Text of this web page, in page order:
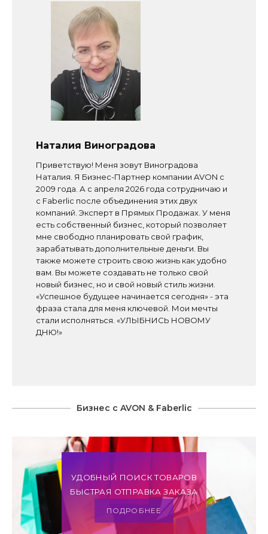
Наталия Виноградова
Приветствую! Меня зовут Виноградова
Наталия. Я Бизнес-Партнер компании AVON с
2009 года. А с апреля 2026 года сотрудничаю и
с Faberlic после объединения этих двух
компаний. Эксперт в Прямых Продажах. У меня
есть собственный бизнес, который позволяет
мне свободно планировать свой график,
зарабатывать дополнительные деньги. Вы
также можете строить свою жизнь как удобно
вам. Вы можете создавать не только свой
новый бизнес, но и свой новый стиль жизни.
«Успешное будущее начинается сегодня» - эта
фраза стала для меня ключевой. Мои мечты
стали исполняться. «УЛЫБНИСЬ НОВОМУ
ДНЮ!»
Бизнес с AVON & Faberlic
УДОБНЫЙ ПОИСК ТОВАРОВ
БЫСТРАЯ ОТПРАВКА ЗАКАЗА
ПОДРОБНЕЕ